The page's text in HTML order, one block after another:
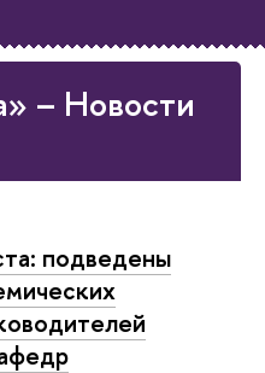
– Новости
подведены